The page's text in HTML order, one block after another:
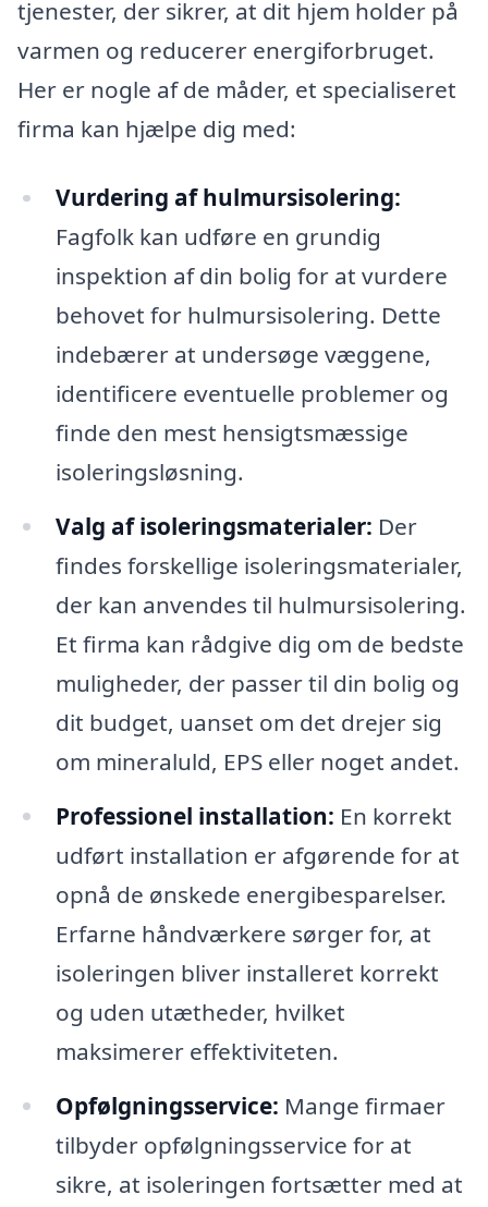
tjenester, der sikrer, at dit hjem holder på
varmen og reducerer energiforbruget.
Her er nogle af de måder, et specialiseret
firma kan hjælpe dig med:
Vurdering af hulmursisolering:
Fagfolk kan udføre en grundig
inspektion af din bolig for at vurdere
behovet for hulmursisolering. Dette
indebærer at undersøge væggene,
identificere eventuelle problemer og
finde den mest hensigtsmæssige
isoleringsløsning.
Valg af isoleringsmaterialer: Der
findes forskellige isoleringsmaterialer,
der kan anvendes til hulmursisolering.
Et firma kan rådgive dig om de bedste
muligheder, der passer til din bolig og
dit budget, uanset om det drejer sig
om mineraluld, EPS eller noget andet.
Professionel installation: En korrekt
udført installation er afgørende for at
opnå de ønskede energibesparelser.
Erfarne håndværkere sørger for, at
isoleringen bliver installeret korrekt
og uden utætheder, hvilket
maksimerer effektiviteten.
Opfølgningsservice: Mange firmaer
tilbyder opfølgningsservice for at
sikre, at isoleringen fortsætter med at